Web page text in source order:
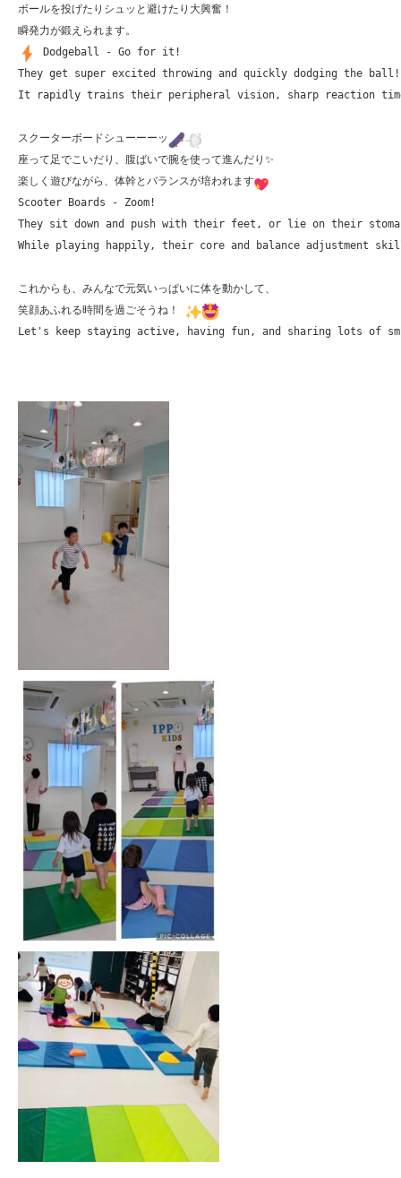
ボールを投げたりシュッと避けたり大興奮！
️ Dodgeball - Go for it!
They get super excited throwing and quickly dodging the
It rapidly trains their peripheral vision, sharp reaction
スクーターボードシューーーッ
座って足でこいだり、腹ばいで腕を使って進んだり✨
楽しく遊びながら、体幹とバランスが培われます
Scooter Boards - Zoom!
They sit down and push with their feet, or lie on their
While playing happily, their core and balance adjustment
これからも、みんなで元気いっぱいに体を動かして、
笑顔あふれる時間を過ごそうね！
Let's keep staying active, having fun, and sharing lots of